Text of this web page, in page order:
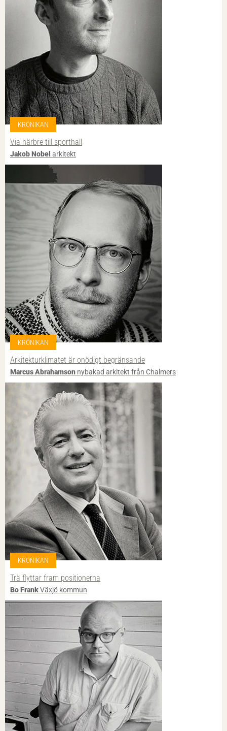
KRÖNIKAN
Via härbre till sporthall
Jakob Nobel arkitekt
KRÖNIKAN
Arkitektur­klimatet är onödigt begränsande
Marcus Abrahamson nybakad arkitekt från Chalmers
KRÖNIKAN
Trä flyttar fram positionerna
Bo FrankVäxjö kommun